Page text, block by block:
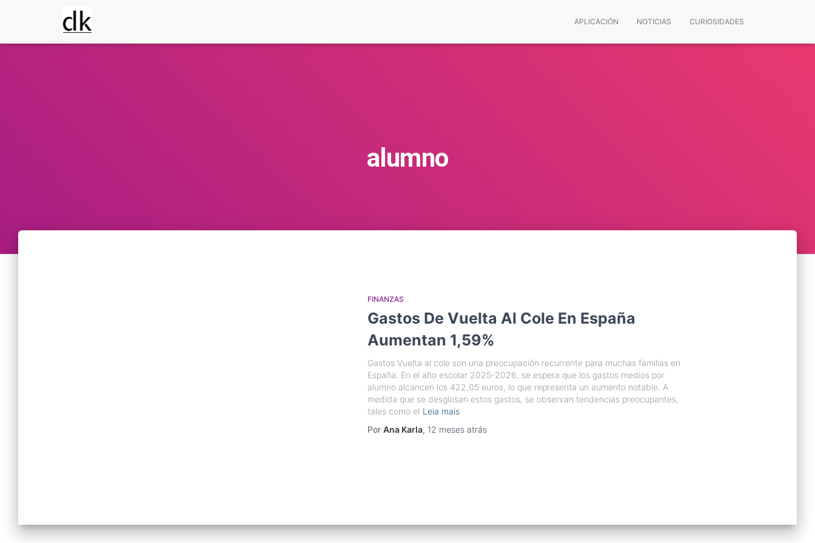
APLICACIÓN NOTICIAS CURIOSIDADES
alumno
FINANZAS
Gastos De Vuelta Al Cole En España
Aumentan 1,59%
Gastos Vuelta al cole son una preocupación recurrente para muchas familias en
España. En el año escolar 2025-2026, se espera que los gastos medios por
alumno alcancen los 422,05 euros, lo que representa un aumento notable. A
medida que se desglosan estos gastos, se observan tendencias preocupantes,
tales como el Leia mais
Por Ana Karla, 12 mesesatrás